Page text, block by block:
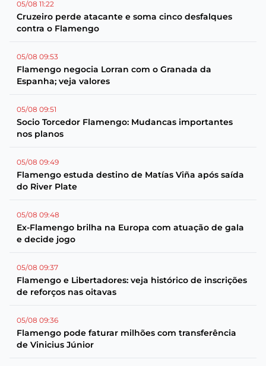
05/08 11:22
Cruzeiro perde atacante e soma cinco desfalques
contra o Flamengo
05/08 09:53
Flamengo negocia Lorran com o Granada da
Espanha; veja valores
05/08 09:51
Socio Torcedor Flamengo: Mudancas importantes
nos planos
05/08 09:49
Flamengo estuda destino de Matías Viña após saída
do River Plate
05/08 09:48
Ex-Flamengo brilha na Europa com atuação de gala
e decide jogo
05/08 09:37
Flamengo e Libertadores: veja histórico de inscrições
de reforços nas oitavas
05/08 09:36
Flamengo pode faturar milhões com transferência
de Vinicius Júnior